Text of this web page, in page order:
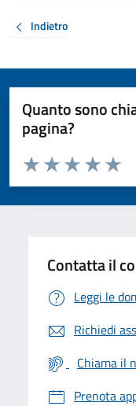
Indietro
Quanto sono
pagina?
Valuta da 1 a 5 stelle la
Valuta 4
Valuta 3
Valuta 2 stelle
Valuta 1 stelle su 5
Contatta il
Leggi le
Richiedi
Chiama il
Prenota